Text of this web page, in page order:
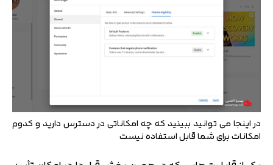
در اینجا می توانید ببینید که چه امکاناتی در دسترس دارید و کدوم
امکانات برای شما قابل استفاده نیست